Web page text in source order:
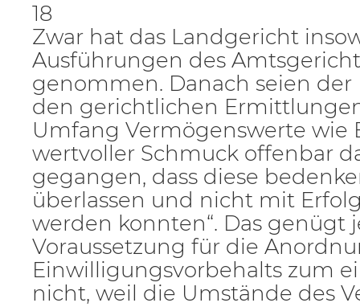
18
Zwar hat das Landgericht
Ausführungen des
genommen. Danach seien
den gerichtlichen
Umfang Vermögenswerte wie
wertvoller Schmuck offenbar
gegangen, dass diese
überlassen und nicht mit
werden konnten“. Das genügt
Voraussetzung für die
Einwilligungsvorbehalts zum
nicht, weil die Umstände des